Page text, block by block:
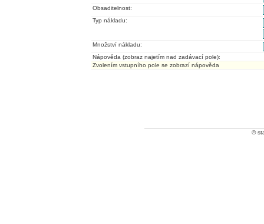
Obsaditelnost:
Typ nákladu:
Množství nákladu:
Nápověda (zobraz najetím nad zadávací pole):
Zvolením vstupního pole se zobrazí nápověda
©